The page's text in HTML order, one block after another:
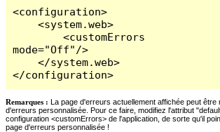
<configuration>
    <system.web>
        <customErrors
mode="Off"/>
    </system.web>
</configuration>
Remarques : La page d'erreurs actuellement affichée peut être
d'erreurs personnalisée. Pour ce faire, modifiez l'attribut
configuration <customErrors> de l'application, de sorte qu'il
page d'erreurs personnalisée !